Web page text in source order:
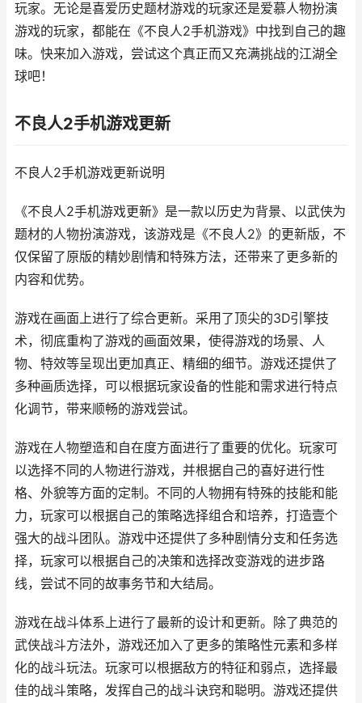
玩家。无论是喜爱历史题材游戏的玩家还是爱慕人物扮演
游戏的玩家，都能在《不良人2手机游戏》中找到自己的趣
味。快来加入游戏，尝试这个真正而又充满挑战的江湖全
球吧！
不良人2手机游戏更新
不良人2手机游戏更新说明
《不良人2手机游戏更新》是一款以历史为背景、以武侠为
题材的人物扮演游戏，该游戏是《不良人2》的更新版，不
仅保留了原版的精妙剧情和特殊方法，还带来了更多新的
内容和优势。
游戏在画面上进行了综合更新。采用了顶尖的3D引擎技
术，彻底重构了游戏的画面效果，使得游戏的场景、人
物、特效等呈现出更加真正、精细的细节。游戏还提供了
多种画质选择，可以根据玩家设备的性能和需求进行特点
化调节，带来顺畅的游戏尝试。
游戏在人物塑造和自在度方面进行了重要的优化。玩家可
以选择不同的人物进行游戏，并根据自己的喜好进行性
格、外貌等方面的定制。不同的人物拥有特殊的技能和能
力，玩家可以根据自己的策略选择组合和培养，打造壹个
强大的战斗团队。游戏中还提供了多种剧情分支和任务选
择，玩家可以根据自己的决策和选择改变游戏的进步路
线，尝试不同的故事务节和大结局。
游戏在战斗体系上进行了最新的设计和更新。除了典范的
武侠战斗方法外，游戏还加入了更多的策略性元素和多样
化的战斗玩法。玩家可以根据敌方的特征和弱点，选择最
佳的战斗策略，发挥自己的战斗诀窍和聪明。游戏还提供